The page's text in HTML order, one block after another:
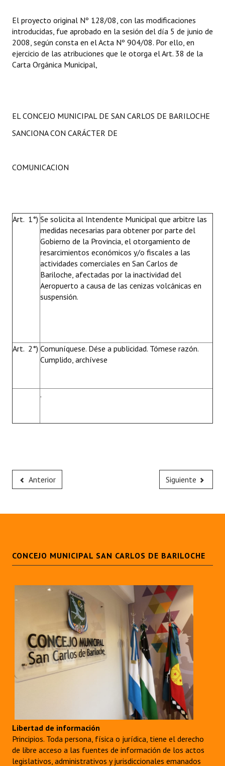
El proyecto original Nº 128/08, con las modificaciones
introducidas, fue aprobado en la sesión del día 5 de junio de
2008, según consta en el Acta Nº 904/08. Por ello, en
ejercicio de las atribuciones que le otorga el Art. 38 de la
Carta Orgánica Municipal,
EL CONCEJO MUNICIPAL DE SAN CARLOS DE BARILOCHE
SANCIONA CON CARÁCTER DE
COMUNICACION
Art. 1°) Se solicita al Intendente Municipal que arbitre las
medidas necesarias para obtener por parte del
Gobierno de la Provincia, el otorgamiento de
resarcimientos económicos y/o fiscales a las
actividades comerciales en San Carlos de
Bariloche, afectadas por la inactividad del
Aeropuerto a causa de las cenizas volcánicas en
suspensión.
Art. 2°) Comuníquese. Dése a publicidad. Tómese razón.
Cumplido, archívese
.
Anterior Siguiente
CONCEJO MUNICIPAL SAN CARLOS DE BARILOCHE
Libertad de información
Principios. Toda persona, física o jurídica, tiene el derecho
de libre acceso a las fuentes de información de los actos
legislativos, administrativos y jurisdiccionales emanados